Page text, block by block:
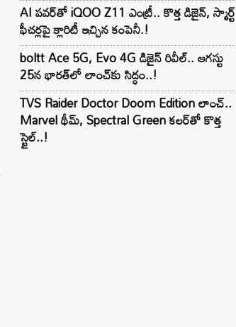
AI పవర్‌తో iQOO Z11 ఎంట్రీ.. కొత్త డిజైన్, స్మార్ట్
ఫీచర్లపై క్లారిటీ ఇచ్చిన కంపెనీ.!
boltt Ace 5G, Evo 4G డిజైన్ రివీల్.. ఆగస్టు
25న భారత్‌లో లాంచ్‌కు సిద్ధం..!
TVS Raider Doctor Doom Edition లాంచ్..
Marvel థీమ్, Spectral Green కలర్‌తో కొత్త
స్టైల్..!